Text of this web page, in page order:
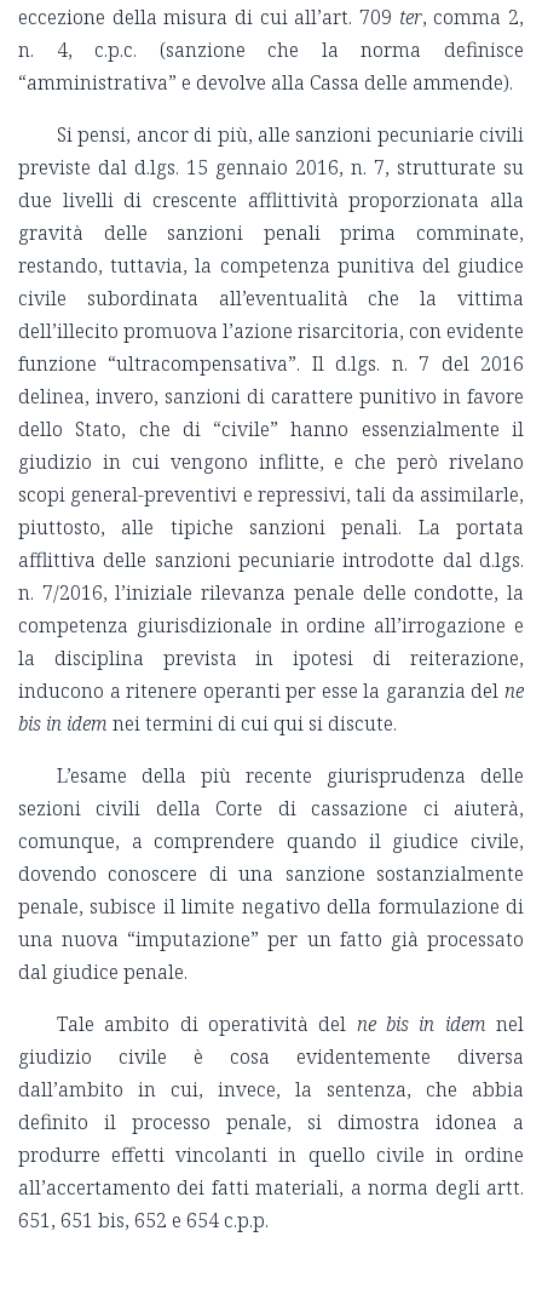
eccezione della misura di cui all’art. 709 ter, comma 2,
n. 4, c.p.c. (sanzione che la norma definisce
“amministrativa” e devolve alla Cassa delle ammende).
Si pensi, ancor di più, alle sanzioni pecuniarie civili
previste dal d.lgs. 15 gennaio 2016, n. 7, strutturate su
due livelli di crescente afflittività proporzionata alla
gravità delle sanzioni penali prima comminate,
restando, tuttavia, la competenza punitiva del giudice
civile subordinata all’eventualità che la vittima
dell’illecito promuova l’azione risarcitoria, con evidente
funzione “ultracompensativa”. Il d.lgs. n. 7 del 2016
delinea, invero, sanzioni di carattere punitivo in favore
dello Stato, che di “civile” hanno essenzialmente il
giudizio in cui vengono inflitte, e che però rivelano
scopi general-preventivi e repressivi, tali da assimilarle,
piuttosto, alle tipiche sanzioni penali. La portata
afflittiva delle sanzioni pecuniarie introdotte dal d.lgs.
n. 7/2016, l’iniziale rilevanza penale delle condotte, la
competenza giurisdizionale in ordine all’irrogazione e
la disciplina prevista in ipotesi di reiterazione,
inducono a ritenere operanti per esse la garanzia del ne
bis in idem nei termini di cui qui si discute.
L’esame della più recente giurisprudenza delle
sezioni civili della Corte di cassazione ci aiuterà,
comunque, a comprendere quando il giudice civile,
dovendo conoscere di una sanzione sostanzialmente
penale, subisce il limite negativo della formulazione di
una nuova “imputazione” per un fatto già processato
dal giudice penale.
Tale ambito di operatività del ne bis in idem nel
giudizio civile è cosa evidentemente diversa
dall’ambito in cui, invece, la sentenza, che abbia
definito il processo penale, si dimostra idonea a
produrre effetti vincolanti in quello civile in ordine
all’accertamento dei fatti materiali, a norma degli artt.
651, 651 bis, 652 e 654 c.p.p.